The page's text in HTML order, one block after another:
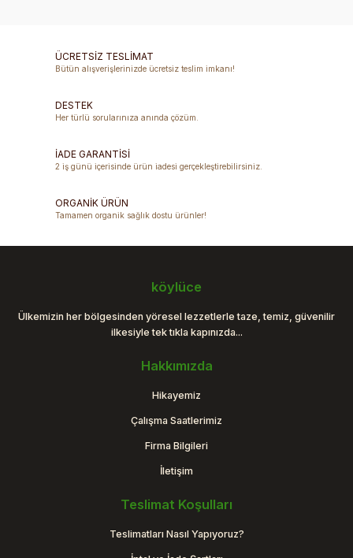
Ürün açıklamasında eksik bilgiler bulunuyor.
Ürün fiyatı diğer sitelerden daha pahalı.
Bu ürüne benzer farklı alternatifler olmalı.
ÜCRETSİZ TESLİMAT
Bütün alışverişlerinizde ücretsiz teslim imkanı!
DESTEK
Her türlü sorularınıza anında çözüm.
İADE GARANTİSİ
2 iş günü içerisinde ürün iadesi gerçekleştirebilirsiniz.
ORGANİK ÜRÜN
Tamamen organik sağlık dostu ürünler!
köylüce
Ülkemizin her bölgesinden yöresel lezzetlerle taze, temiz, güvenilir
ilkesiyle tek tıkla kapınızda...
Hakkımızda
Hikayemiz
Çalışma Saatlerimiz
Firma Bilgileri
İletişim
Teslimat Koşulları
Teslimatları Nasıl Yapıyoruz?